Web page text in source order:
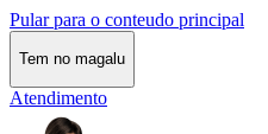
Pular para o conteudo principal
Tem no magalu
Atendimento